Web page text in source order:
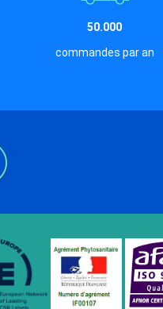
50.000
commandes par an